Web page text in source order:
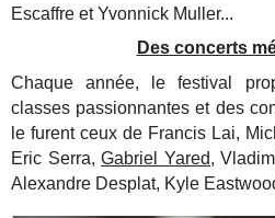
Escaffre et Yvonnick Muller...
Des concerts
Chaque année, le festival
classes passionnantes et des
le furent ceux de Francis Lai,
Eric Serra,Gabriel Yared,
Alexandre Desplat, Kyle